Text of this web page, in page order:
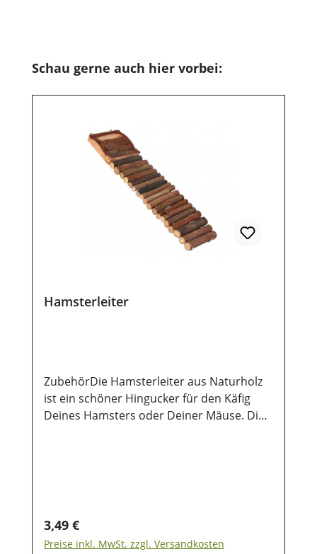
Produktgalerie überspringen
Schau gerne auch hier vorbei:
Hamsterleiter
ZubehörDie Hamsterleiter aus Naturholz
ist ein schöner Hingucker für den Käfig
Deines Hamsters oder Deiner Mäuse. Die
Regulärer Preis:
3,49 €
Preise inkl. MwSt. zzgl. Versandkosten